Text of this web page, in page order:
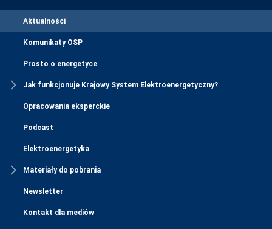
Aktualności
Komunikaty OSP
Prosto o energetyce
Jak funkcjonuje Krajowy System Elektroenergetyczny?
Opracowania eksperckie
Podcast
Elektroenergetyka
Materiały do pobrania
Newsletter
Kontakt dla mediów